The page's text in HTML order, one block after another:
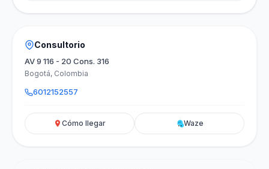
Consultorio
AV 9 116 - 20 Cons. 316
Bogotá, Colombia
6012152557
Cómo llegar Waze